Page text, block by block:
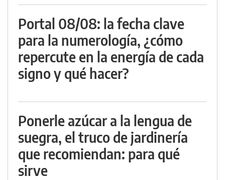
Portal 08/08: la fecha clave
para la numerología, ¿cómo
repercute en la energía de cada
signo y qué hacer?
Ponerle azúcar a la lengua de
suegra, el truco de jardinería
que recomiendan: para qué
sirve